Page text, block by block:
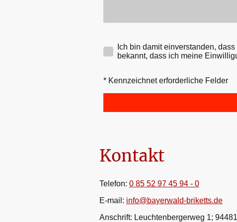
Ich bin damit einverstanden,
bekannt, dass ich meine
* Kennzeichnet erforderliche Felder
Kontakt
Telefon: 0 85 52 97 45 94 - 0
E-mail: info@bayerwald-briketts.de
Anschrift: Leuchtenbergerweg 1;